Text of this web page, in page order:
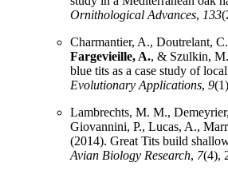
Ornithological Advances, 133
Charmantier, A., Doutrelant,
Fargevieille, A., & Szulkin,
blue tits as a case study of
Evolutionary Applications, 9
Lambrechts, M. M.,
Giovannini, P., Lucas, A.,
(2014). Great Tits build
Avian Biology Research, 7(4),